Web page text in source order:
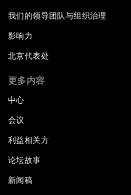
我们的领导团队与组织治理
影响力
北京代表处
更多内容
中心
会议
利益相关方
论坛故事
新闻稿